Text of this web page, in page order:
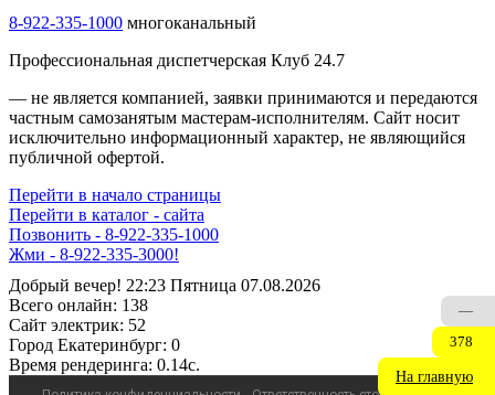
8-922-335-1000 многоканальный
Профессиональная диспетчерская Клуб 24.7
— не является компанией, заявки принимаются и передаются
частным самозанятым мастерам‑исполнителям. Сайт носит
исключительно информационный характер, не являющийся
публичной офертой.
Перейти в начало страницы
Перейти в каталог - сайта
Позвонить - 8-922-335-1000
Жми - 8-922-335-3000!
Добрый вечер! 22:23 Пятница 07.08.2026
Всего онлайн: 138
Сайт электрик: 52
Город Екатеринбург: 0
Время рендеринга: 0.14c.
—
378
На главную